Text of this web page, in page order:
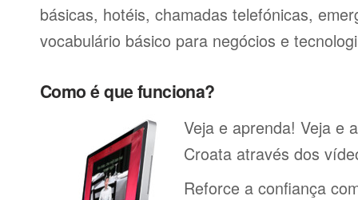
básicas, hotéis, chamadas telefónicas,
vocabulário básico para negócios e
Como é que funciona?
Veja e aprenda! Veja e
Croata através dos
Reforce a confiança